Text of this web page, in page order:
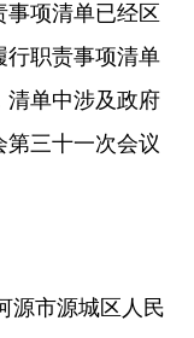
项清单已经区
行职责事项清单
清单中涉及政府
三十一次会议
市源城区人民